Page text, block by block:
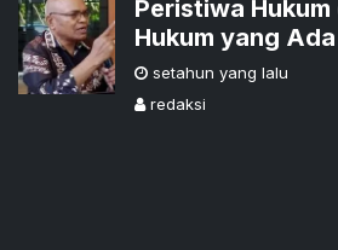
Peristiwa Hukum
Hukum yang
Selama 113
Ulayat di
setahun yang lalu
redaksi